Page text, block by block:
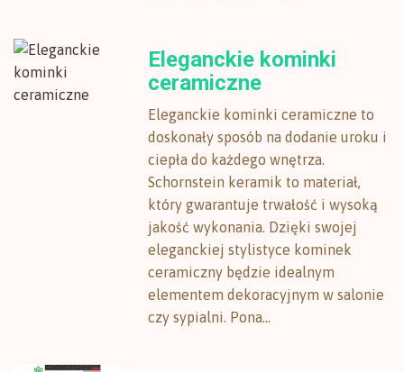
Eleganckie kominki
ceramiczne
Eleganckie kominki ceramiczne to
doskonały sposób na dodanie uroku i
ciepła do każdego wnętrza.
Schornstein keramik to materiał,
który gwarantuje trwałość i wysoką
jakość wykonania. Dzięki swojej
eleganckiej stylistyce kominek
ceramiczny będzie idealnym
elementem dekoracyjnym w salonie
czy sypialni. Pona...